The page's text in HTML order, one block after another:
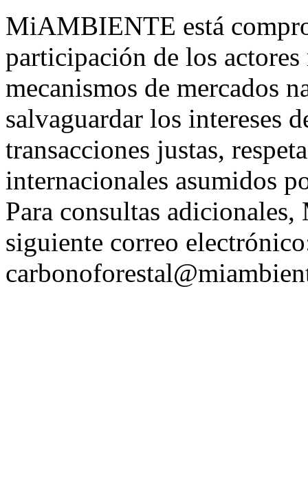
MiAMBIENTE está
participación de los
mecanismos de mercados
salvaguardar los intereses
transacciones justas,
internacionales asumidos
Para consultas
siguiente correo